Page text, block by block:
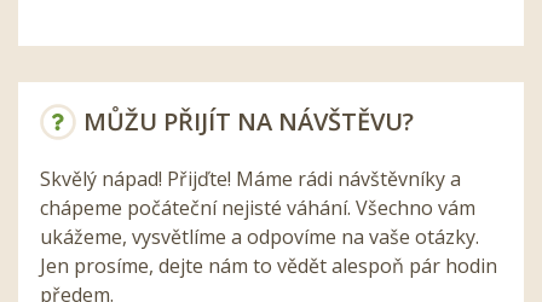
MŮŽU PŘIJÍT NA NÁVŠTĚVU?
Skvělý nápad! Přijďte! Máme rádi návštěvníky a
chápeme počáteční nejisté váhání. Všechno vám
ukážeme, vysvětlíme a odpovíme na vaše otázky.
Jen prosíme, dejte nám to vědět alespoň pár hodin
předem.